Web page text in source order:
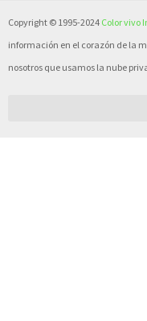
Copyright © 1995-2024 Color vivo
información en el corazón de la
nosotros que usamos la nube